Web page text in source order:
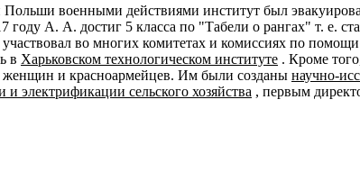
военными действиями институт был
году А. А. достиг 5 класса по "Табели о рангах" т. е.
во многих комитетах и комиссиях по
в Харьковском технологическом институте . Кроме
женщин и красноармейцев. Им были созданы научно-
электрификации сельского хозяйства , первым